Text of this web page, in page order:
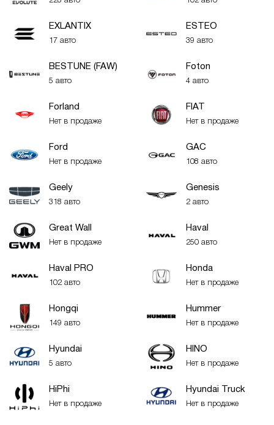
EXLANTIX
17 авто
ESTEO
39 авто
BESTUNE (FAW)
5 авто
Foton
4 авто
Forland
Нет в продаже
FIAT
Нет в продаже
Ford
Нет в продаже
GAC
108 авто
Geely
318 авто
Genesis
2 авто
Great Wall
Нет в продаже
Haval
250 авто
Haval PRO
102 авто
Honda
Нет в продаже
Hongqi
149 авто
Hummer
Нет в продаже
Hyundai
5 авто
HINO
Нет в продаже
HiPhi
Нет в продаже
Hyundai Truck
Нет в продаже